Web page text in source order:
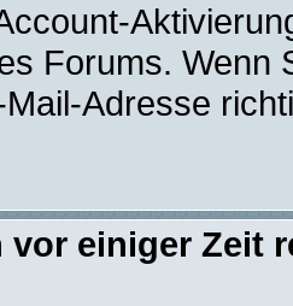
Forums. Wenn
Adresse
vor einiger Zeit